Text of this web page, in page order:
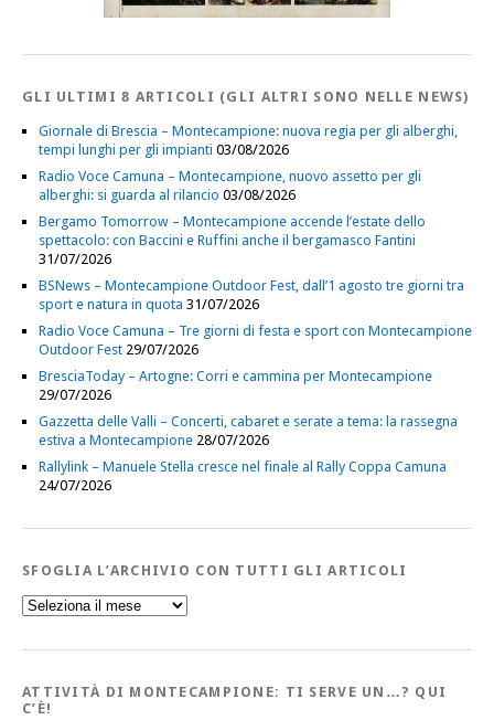
GLI ULTIMI 8 ARTICOLI (GLI ALTRI SONO NELLE NEWS)
Giornale di Brescia – Montecampione: nuova regia per gli alberghi,
tempi lunghi per gli impianti 03/08/2026
Radio Voce Camuna – Montecampione, nuovo assetto per gli
alberghi: si guarda al rilancio 03/08/2026
Bergamo Tomorrow – Montecampione accende l’estate dello
spettacolo: con Baccini e Ruffini anche il bergamasco Fantini
31/07/2026
BSNews – Montecampione Outdoor Fest, dall’1 agosto tre giorni tra
sport e natura in quota 31/07/2026
Radio Voce Camuna – Tre giorni di festa e sport con Montecampione
Outdoor Fest 29/07/2026
BresciaToday – Artogne: Corri e cammina per Montecampione
29/07/2026
Gazzetta delle Valli – Concerti, cabaret e serate a tema: la rassegna
estiva a Montecampione 28/07/2026
Rallylink – Manuele Stella cresce nel finale al Rally Coppa Camuna
24/07/2026
SFOGLIA L’ARCHIVIO CON TUTTI GLI ARTICOLI
Sfoglia
l’Archivio
tutti
Articoli
ATTIVITÀ DI MONTECAMPIONE: TI SERVE UN…? QUI
C’È!